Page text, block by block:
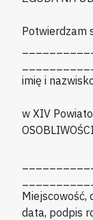
Potwierdzam
imię i
w XIV
Miejscowość,
data, podpis